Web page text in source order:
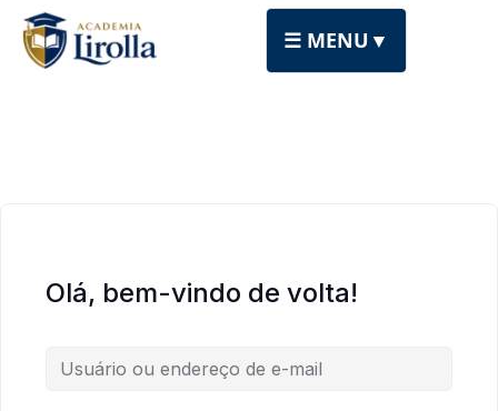
☰ MENU ▼
Olá, bem-vindo de volta!